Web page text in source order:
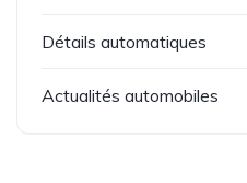
Détails automatiques
Actualités automobiles